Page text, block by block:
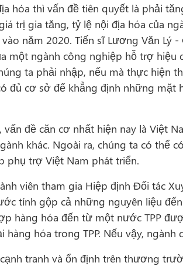
hóa thì vấn đề tiên quyết là phải
trị gia tăng, tỷ lệ nội địa hóa của
năm 2020. Tiến sĩ Lương Văn
một ngành công nghiệp hỗ trợ
ta phải nhập, nếu mà thực hiện
đủ cơ sở để khẳng định những
vấn đề căn cơ nhất hiện nay là
khác. Ngoài ra, chúng ta có
phụ trợ Việt Nam phát triển.
viên tham gia Hiệp định Đối tác
tính gộp cả những nguyên liệu
hàng hóa đến từ một nước TPP
hóa trong TPP. Nếu vậy,
tranh và ổn định trên thương